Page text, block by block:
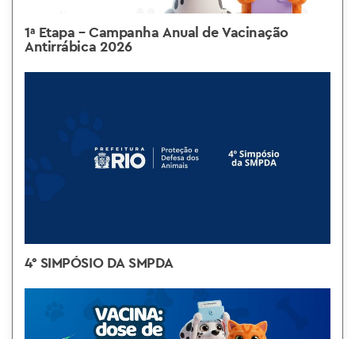
1ª Etapa – Campanha Anual de Vacinação
Antirrábica 2026
4° SIMPÓSIO DA SMPDA